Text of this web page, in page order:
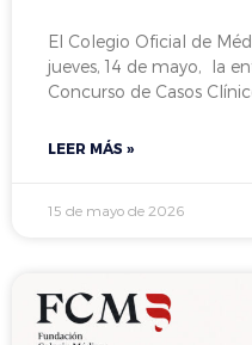
El Colegio Oficial de
jueves, 14 de mayo, la
Concurso de Casos
LEER MÁS »
15 de mayo de 2026